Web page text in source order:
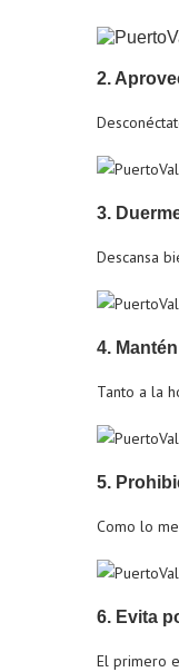
2.
3.
Descansa
4.
Tanto a la
5.
Como lo
6. Evita
El primero